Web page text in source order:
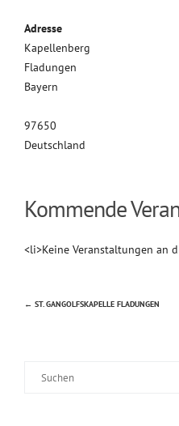
Adresse
Kapellenberg
Fladungen
Bayern
97650
Deutschland
Kommende
<li>Keine Veranstaltungen an
Beitragsnavigation
← ST. GANGOLFSKAPELLE FLADUNGEN